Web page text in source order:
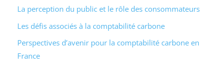
La perception du public et le rôle des consommateurs
Les défis associés à la comptabilité carbone
Perspectives d’avenir pour la comptabilité carbone en
France